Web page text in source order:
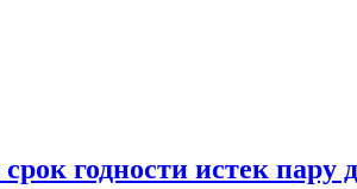
годности истек пару